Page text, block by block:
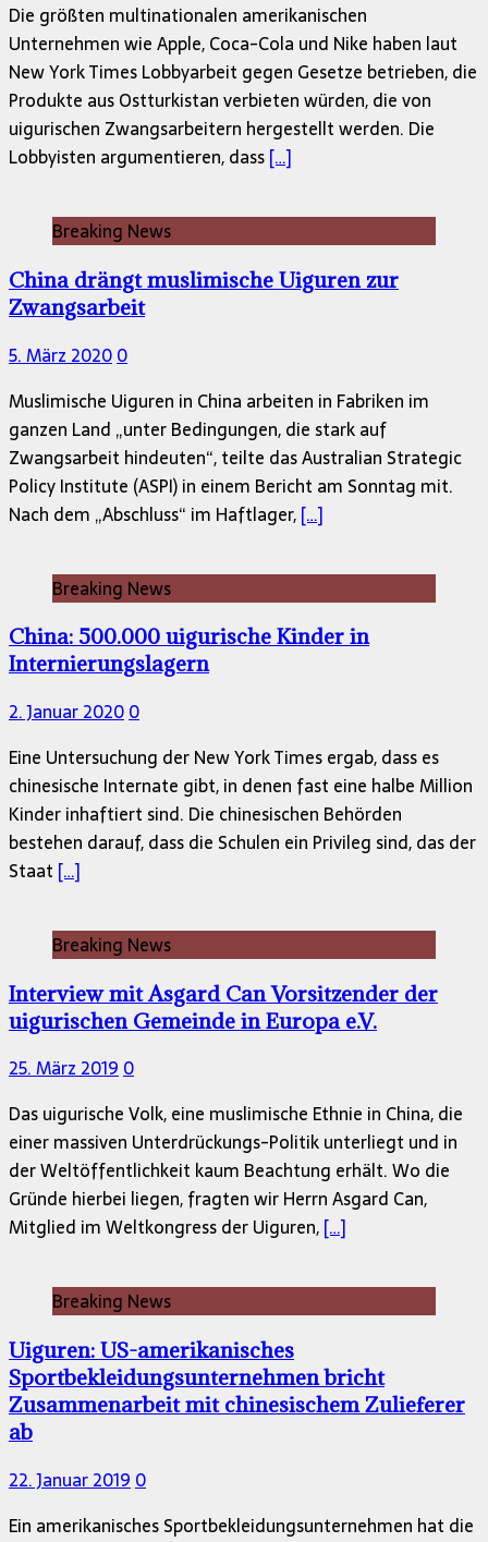
Die größten multinationalen amerikanischen
Unternehmen wie Apple, Coca-Cola und Nike haben laut
New York Times Lobbyarbeit gegen Gesetze betrieben, die
Produkte aus Ostturkistan verbieten würden, die von
uigurischen Zwangsarbeitern hergestellt werden. Die
Lobbyisten argumentieren, dass[…]
Breaking News
China drängt muslimische Uiguren zur
Zwangsarbeit
5. März 20200
Muslimische Uiguren in China arbeiten in Fabriken im
ganzen Land „unter Bedingungen, die stark auf
Zwangsarbeit hindeuten“, teilte das Australian Strategic
Policy Institute (ASPI) in einem Bericht am Sonntag mit.
Nach dem „Abschluss“ im Haftlager,[…]
Breaking News
China: 500.000 uigurische Kinder in
Internierungslagern
2. Januar 20200
Eine Untersuchung der New York Times ergab, dass es
chinesische Internate gibt, in denen fast eine halbe Million
Kinder inhaftiert sind. Die chinesischen Behörden
bestehen darauf, dass die Schulen ein Privileg sind, das der
Staat […]
Breaking News
Interview mit Asgard Can Vorsitzender der
uigurischen Gemeinde in Europa e.V.
25. März 20190
Das uigurische Volk, eine muslimische Ethnie in China, die
einer massiven Unterdrückungs-Politik unterliegt und in
der Weltöffentlichkeit kaum Beachtung erhält. Wo die
Gründe hierbei liegen, fragten wir Herrn Asgard Can,
Mitglied im Weltkongress der Uiguren,[…]
Breaking News
Uiguren: US-amerikanisches
Sportbekleidungsunternehmen bricht
Zusammenarbeit mit chinesischem Zulieferer
ab
22. Januar 2019 0
Ein amerikanisches Sportbekleidungsunternehmen hat die